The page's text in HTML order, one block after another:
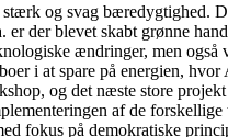
og svag bæredygtighed.
der blevet skabt grønne
ændringer, men
i at spare på energien,
og det næste store
af de
fokus på demokratiske